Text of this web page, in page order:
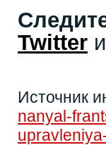
Twitter и
Источник
nanyal-